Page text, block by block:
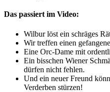
Das passiert im Video:
Wilbur löst ein schräges
Wir treffen einen
Eine Orc-Dame mit
Ein bisschen Wiener
dürfen nicht fehlen.
Und ein neuer Freund
Verderben stürzen!